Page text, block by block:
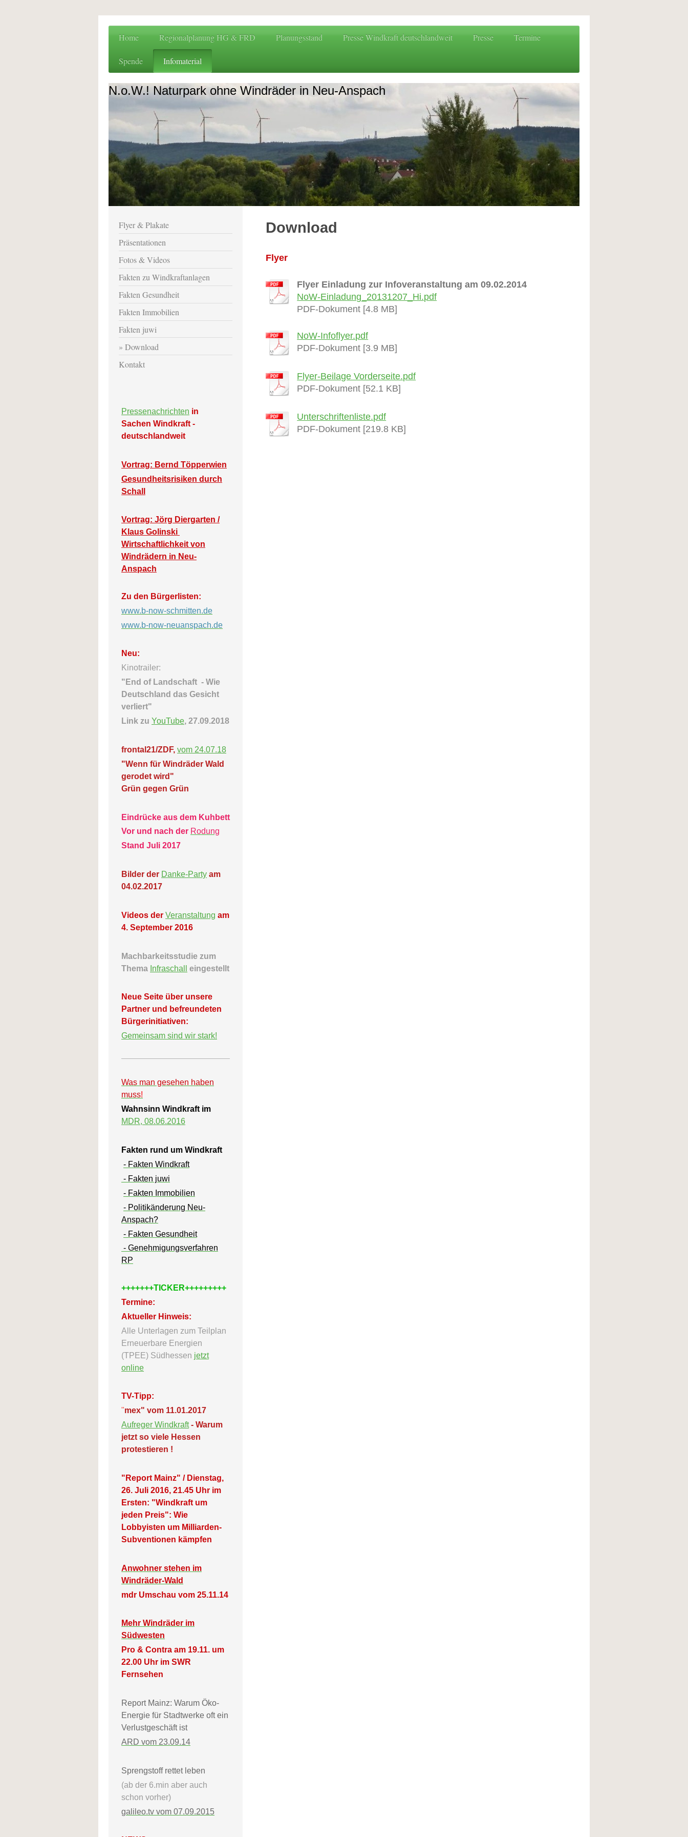
Home Regionalplanung HG & FRD Planungsstand Presse Windkraft deutschlandweit Presse Termine
Spende Infomaterial
N.o.W.! Naturpark ohne Windräder in Neu-Anspach
Download
Flyer
Flyer Einladung zur Infoveranstaltung am 09.02.2014
NoW-Einladung_20131207_Hi.pdf
PDF-Dokument [4.8 MB]
NoW-Infoflyer.pdf
PDF-Dokument [3.9 MB]
Flyer-Beilage Vorderseite.pdf
PDF-Dokument [52.1 KB]
Unterschriftenliste.pdf
PDF-Dokument [219.8 KB]
Flyer & Plakate
Präsentationen
Fotos & Videos
Fakten zu Windkraftanlagen
Fakten Gesundheit
Fakten Immobilien
Fakten juwi
Download
Kontakt
Pressenachrichten in
Sachen Windkraft -
deutschlandweit
Vortrag: Bernd Töpperwien
Gesundheitsrisiken durch
Schall
Vortrag: Jörg Diergarten /
Klaus Golinski
Wirtschaftlichkeit von
Windrädern in Neu-
Anspach
Zu den Bürgerlisten:
www.b-now-schmitten.de
www.b-now-neuanspach.de
Neu:
Kinotrailer:
"End of Landschaft - Wie
Deutschland das Gesicht
verliert"
Link zu YouTube, 27.09.2018
frontal21/ZDF, vom 24.07.18
"Wenn für Windräder Wald
gerodet wird"
Grün gegen Grün
Eindrücke aus dem Kuhbett
Vor und nach der Rodung
Stand Juli 2017
Bilder der Danke-Party am
04.02.2017
Videos der Veranstaltung am
4. September 2016
Machbarkeitsstudie zum
Thema Infraschall eingestellt
Neue Seite über unsere
Partner und befreundeten
Bürgerinitiativen:
Gemeinsam sind wir stark!
Was man gesehen haben
muss!
Wahnsinn Windkraft im
MDR, 08.06.2016
Fakten rund um Windkraft
- Fakten Windkraft
- Fakten juwi
- Fakten Immobilien
- Politikänderung Neu-
Anspach?
- Fakten Gesundheit
- Genehmigungsverfahren
RP
+++++++TICKER+++++++++
Termine:
Aktueller Hinweis:
Alle Unterlagen zum Teilplan
Erneuerbare Energien
(TPEE) Südhessen jetzt
online
TV-Tipp:
"mex" vom 11.01.2017
Aufreger Windkraft- Warum
jetzt so viele Hessen
protestieren !
"Report Mainz" / Dienstag,
26. Juli 2016, 21.45 Uhr im
Ersten: "Windkraft um
jeden Preis": Wie
Lobbyisten um Milliarden-
Subventionen kämpfen
Anwohner stehen im
Windräder-Wald
mdr Umschau vom 25.11.14
Mehr Windräder im
Südwesten
Pro & Contra am 19.11. um
22.00 Uhr im SWR
Fernsehen
Report Mainz: Warum Öko-
Energie für Stadtwerke oft ein
Verlustgeschäft ist
ARD vom 23.09.14
Sprengstoff rettet leben
(ab der 6.min aber auch
schon vorher)
galileo.tv vom 07.09.2015